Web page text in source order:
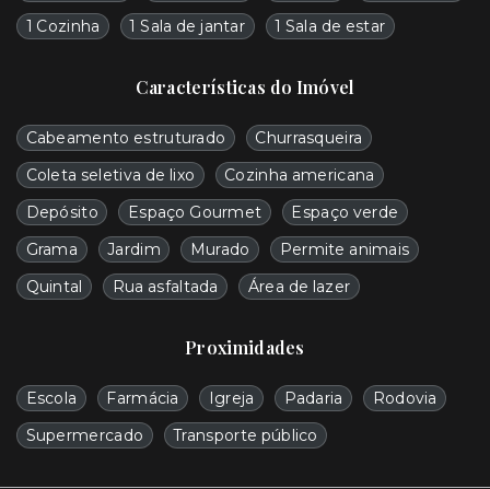
1 Cozinha
1 Sala de jantar 1 Sala de estar
Características do Imóvel
Cabeamento estruturado
Churrasqueira
Coleta seletiva de lixo
Cozinha americana
Depósito
Espaço Gourmet
Espaço verde
Grama
Jardim Murado
Permite animais
Quintal
Rua asfaltada Área de lazer
Proximidades
Escola Farmácia Igreja Padaria
Rodovia
Supermercado
Transporte público